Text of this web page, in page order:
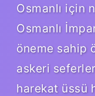
Osmanlı için
Osmanlı
öneme sahip
askeri
harekat üssü